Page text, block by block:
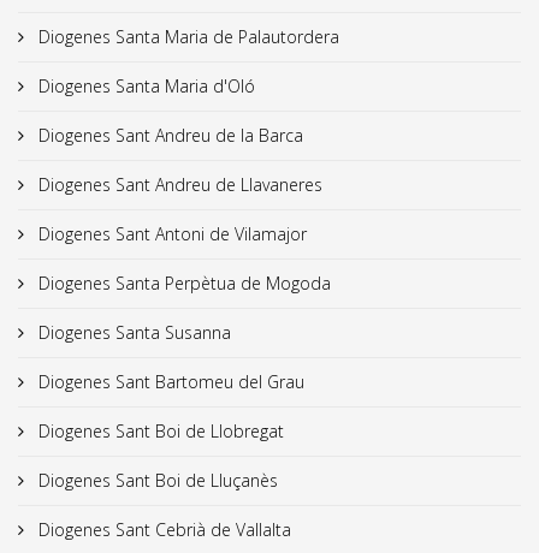
Diogenes Santa Maria de Palautordera
Diogenes Santa Maria d'Oló
Diogenes Sant Andreu de la Barca
Diogenes Sant Andreu de Llavaneres
Diogenes Sant Antoni de Vilamajor
Diogenes Santa Perpètua de Mogoda
Diogenes Santa Susanna
Diogenes Sant Bartomeu del Grau
Diogenes Sant Boi de Llobregat
Diogenes Sant Boi de Lluçanès
Diogenes Sant Cebrià de Vallalta